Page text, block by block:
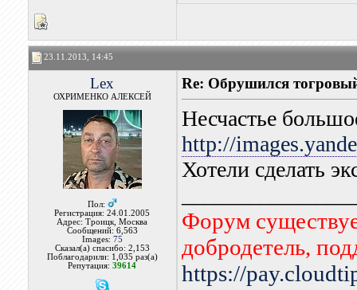
23.11.2013, 14:45
Lex
ОХРИМЕНКО АЛЕКСЕЙ
Пол:
Регистрация: 24.01.2005
Адрес: Троицк, Москва
Сообщений: 6,563
Images: 75
Сказал(а) спасибо: 2,153
Поблагодарили: 1,035 раз(а)
Репутация:39614
Re: Обрушился
Несчастье
http://
Хотели сделать
Форум
добродетель,
https://